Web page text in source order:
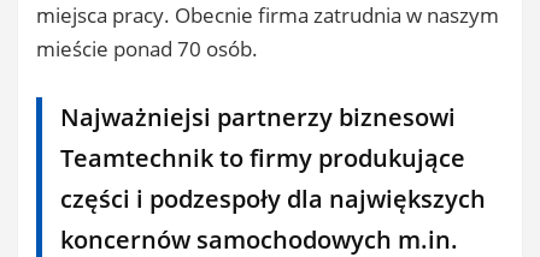
miejsca pracy. Obecnie firma zatrudnia w naszym
mieście ponad 70 osób.
Najważniejsi partnerzy biznesowi
Teamtechnik to firmy produkujące
części i podzespoły dla największych
koncernów samochodowych m.in.